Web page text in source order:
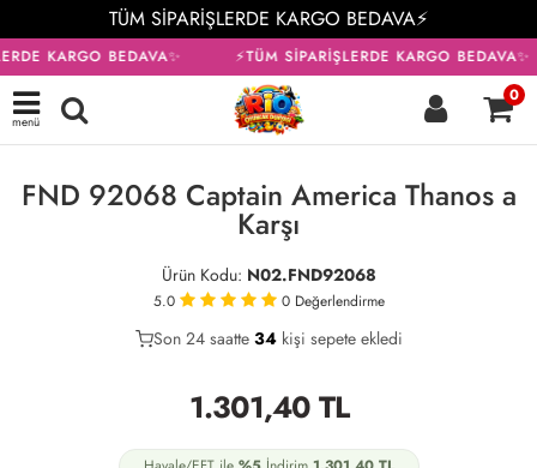
TÜM SİPARİŞLERDE KARGO BEDAVA⚡
KARGO BEDAVA✨ ⚡TÜM SİPARİŞLERDE KARGO BEDAVA✨
menü
0
FND 92068 Captain America Thanos a
Karşı
Ürün Kodu: N02.FND92068
5.0 0 Değerlendirme
29
Son 24 saatte 34 kişi sepete ekledi
7
1.301,40TL